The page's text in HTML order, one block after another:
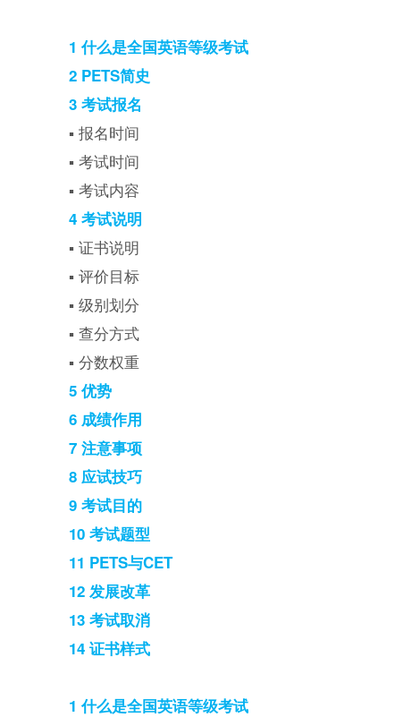
1 什么是全国英语等级考试
2 PETS简史
3 考试报名
▪ 报名时间
▪ 考试时间
▪ 考试内容
4 考试说明
▪ 证书说明
▪ 评价目标
▪ 级别划分
▪ 查分方式
▪ 分数权重
5 优势
6 成绩作用
7 注意事项
8 应试技巧
9 考试目的
10 考试题型
11 PETS与CET
12 发展改革
13 考试取消
14 证书样式
1 什么是全国英语等级考试